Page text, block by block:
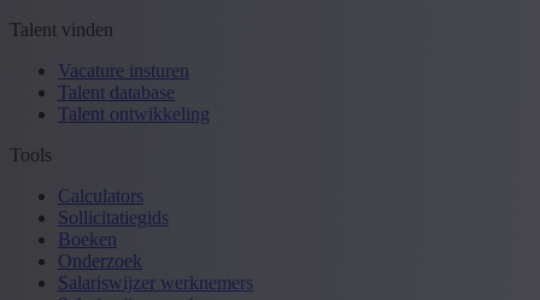
Talent vinden
Vacature insturen
Talent database
Talent ontwikkeling
Tools
Calculators
Sollicitatiegids
Boeken
Onderzoek
Salariswijzer werknemers